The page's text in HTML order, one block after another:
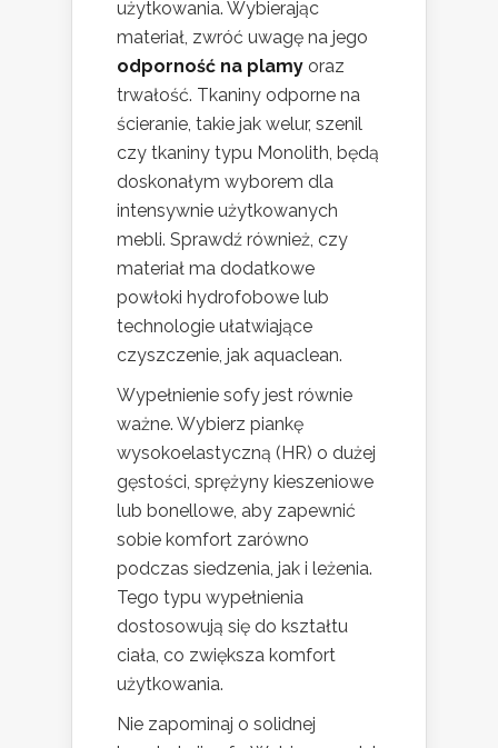
użytkowania. Wybierając
materiał, zwróć uwagę na jego
odporność na plamy oraz
trwałość. Tkaniny odporne na
ścieranie, takie jak welur, szenil
czy tkaniny typu Monolith, będą
doskonałym wyborem dla
intensywnie użytkowanych
mebli. Sprawdź również, czy
materiał ma dodatkowe
powłoki hydrofobowe lub
technologie ułatwiające
czyszczenie, jak aquaclean.
Wypełnienie sofy jest równie
ważne. Wybierz piankę
wysokoelastyczną (HR) o dużej
gęstości, sprężyny kieszeniowe
lub bonellowe, aby zapewnić
sobie komfort zarówno
podczas siedzenia, jak i leżenia.
Tego typu wypełnienia
dostosowują się do kształtu
ciała, co zwiększa komfort
użytkowania.
Nie zapominaj o solidnej